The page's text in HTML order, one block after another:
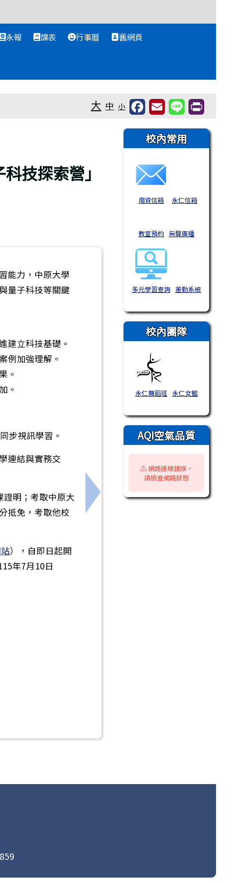
永報 課表 行事曆 舊網頁
大 中 小
技探索營」
大學程式設計營（雙語授課）」相關訊息
能力，中原大學
量子科技等關鍵
建立科技基礎。
例加強理解。
。
。
步視訊學習。
連結與實務交
明；考取中原大
抵免，考取他校
），自即日起開
年7月10日
下一筆：『高中營隊』明志科技大學「
右邊區域內容
校內常用
南資信箱 永仁信箱
教室預約 無聲廣播
多元學習查詢 差勤系統
校內團隊
永仁舞蹈班 永仁女籃
AQI空氣品質
⚠️ 網路連線錯誤，
請檢查網路狀態